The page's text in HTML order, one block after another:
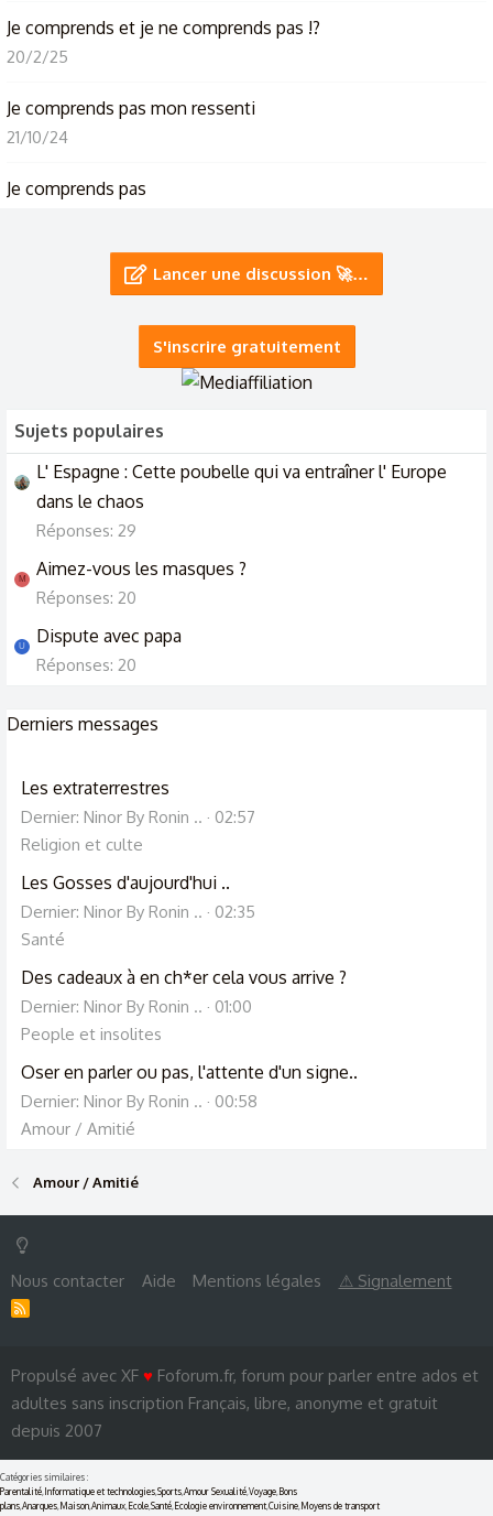
Je comprends et je ne comprends pas !?
20/2/25
Je comprends pas mon ressenti
21/10/24
Je comprends pas
Quelle honte de voter bardella jcomprends pas.
Lancer une discussion 🚀…
S'inscrire gratuitement
Sujets populaires
L' Espagne : Cette poubelle qui va entraîner l' Europe
dans le chaos
Réponses: 29
M Aimez-vous les masques ?
Réponses: 20
U Dispute avec papa
Réponses: 20
Derniers messages
Les extraterrestres
Dernier: Ninor By Ronin ..
02:57
Religion et culte
Les Gosses d'aujourd'hui ..
Dernier: Ninor By Ronin ..
02:35
Santé
Des cadeaux à en ch*er cela vous arrive ?
Dernier: Ninor By Ronin ..
01:00
People et insolites
Oser en parler ou pas, l'attente d'un signe..
Dernier: Ninor By Ronin ..
00:58
Amour / Amitié
Amour / Amitié
Nous contacter Aide Mentions légales ⚠ Signalement
Propulsé avec XF ♥ Foforum.fr, forum pour parler entre ados et
adultes sans inscription Français, libre, anonyme et gratuit
depuis 2007
Catégories similaires :
Parentalité Informatique et technologies Sports Amour Sexualité Voyage Bons
plans Anarques Maison Animaux Ecole Santé Ecologie environnement Cuisine Moyens de transport